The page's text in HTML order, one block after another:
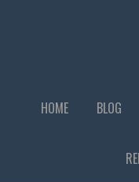
HOME BLOG